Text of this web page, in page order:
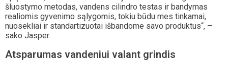
šluostymo metodas, vandens cilindro testas ir bandymas
realiomis gyvenimo sąlygomis, tokiu būdu mes tinkamai,
nuosekliai ir standartizuotai išbandome savo produktus“, –
sako Jasper.
Atsparumas vandeniui valant grindis